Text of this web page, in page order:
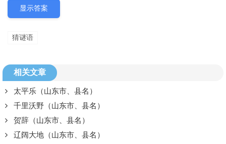
显示答案
猜谜语
相关文章
太平乐（山东市、县名）
千里沃野（山东市、县名）
贺辞（山东市、县名）
辽阔大地（山东市、县名）